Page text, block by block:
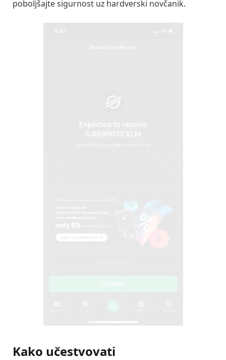
poboljšajte sigurnost uz hardverski novčanik.
Kako učestvovati